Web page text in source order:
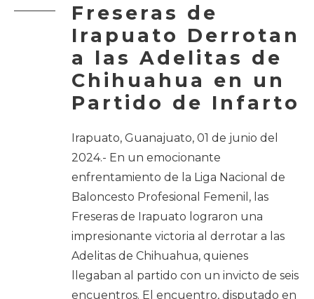
Freseras de
Irapuato Derrotan
a las Adelitas de
Chihuahua en un
Partido de Infarto
Irapuato, Guanajuato, 01 de junio del
2024.- En un emocionante
enfrentamiento de la Liga Nacional de
Baloncesto Profesional Femenil, las
Freseras de Irapuato lograron una
impresionante victoria al derrotar a las
Adelitas de Chihuahua, quienes
llegaban al partido con un invicto de seis
encuentros. El encuentro, disputado en